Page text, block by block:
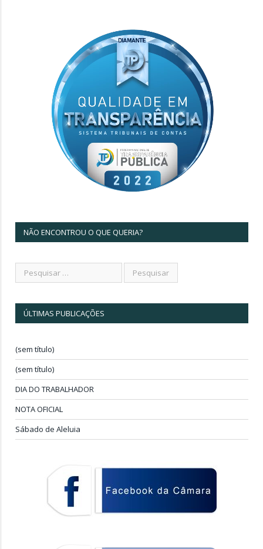
NÃO ENCONTROU O QUE QUERIA?
ÚLTIMAS PUBLICAÇÕES
(sem título)
(sem título)
DIA DO TRABALHADOR
NOTA OFICIAL
Sábado de Aleluia